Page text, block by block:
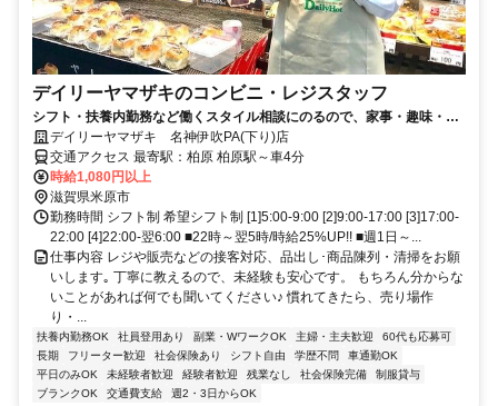
デイリーヤマザキのコンビニ・レジスタッフ
シフト・扶養内勤務など働くスタイル相談にのるので、家事・趣味・学
校などプライベートと両立できます！
デイリーヤマザキ 名神伊吹PA(下り)店
交通アクセス 最寄駅：柏原 柏原駅～車4分
時給1,080円以上
滋賀県米原市
勤務時間 シフト制 希望シフト制 [1]5:00-9:00 [2]9:00-17:00 [3]17:00-
22:00 [4]22:00-翌6:00 ■22時～翌5時/時給25%UP!! ■週1日～...
仕事内容 レジや販売などの接客対応、品出し･商品陳列・清掃をお願
いします｡ 丁寧に教えるので、未経験も安心です。 もちろん分からな
いことがあれば何でも聞いてください♪ 慣れてきたら、売り場作
り・...
扶養内勤務OK 社員登用あり 副業・WワークOK 主婦・主夫歓迎
60代も応募可
長期
フリーター歓迎 社会保険あり シフト自由 学歴不問
車通勤OK
平日のみOK
未経験者歓迎 経験者歓迎 残業なし 社会保険完備
制服貸与
ブランクOK
交通費支給 週2・3日からOK